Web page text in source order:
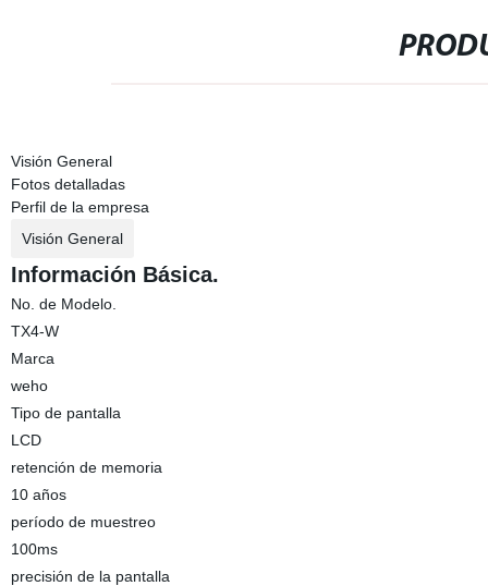
Visión General
Fotos detalladas
Perfil de la empresa
Visión General
Información Básica.
No. de Modelo.
TX4-W
Marca
weho
Tipo de pantalla
LCD
retención de memoria
10 años
período de muestreo
100ms
precisión de la pantalla